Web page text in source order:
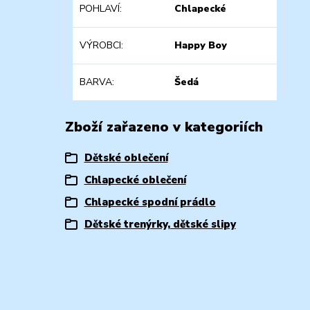
POHLAVÍ Chlapecké
VÝROBCI Happy Boy
BARVA Šedá
Zboží zařazeno v kategoriích
Dětské oblečení
Chlapecké oblečení
Chlapecké spodní prádlo
Dětské trenýrky, dětské slipy